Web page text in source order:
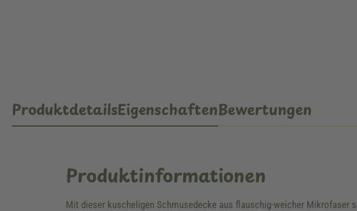
ProduktdetailsEigenschaftenBewertungen
Produktinformationen
Mit dieser kuscheligen Schmusedecke aus flauschig-weicher Mikrofaser